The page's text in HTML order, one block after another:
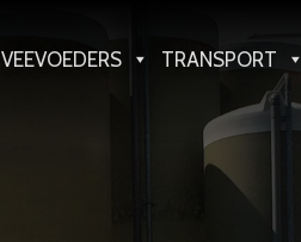
VEEVOEDERS TRANSPORT